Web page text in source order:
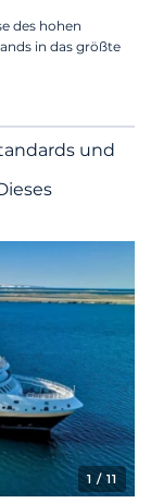
des hohen
in das größte
und
1 / 11